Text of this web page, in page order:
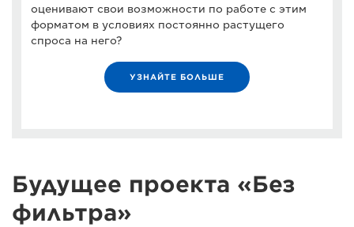
оценивают свои возможности по работе с этим
форматом в условиях постоянно растущего
спроса на него?
УЗНАЙТЕ БОЛЬШЕ
Будущее проекта «Без
фильтра»